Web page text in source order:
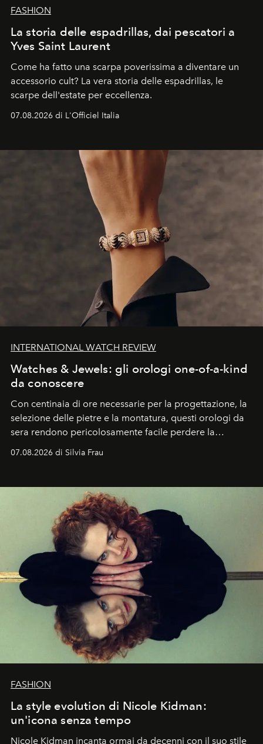
FASHION
La storia delle espadrillas, dai pescatori a
Yves Saint Laurent
Come ha fatto una scarpa poverissima a diventare un
accessorio cult? La vera storia delle espadrillas, le
scarpe dell'estate per eccellenza.
07.08.2026 di L'Officiel Italia
INTERNATIONAL WATCH REVIEW
Watches & Jewels: gli orologi one-of-a-kind
da conoscere
Con centinaia di ore necessarie per la progettazione, la
selezione delle pietre e la montatura, questi orologi da
sera rendono pericolosamente facile perdere la
cognizione del tempo. Ma con quadranti così
07.08.2026 di Silvia Frau
FASHION
La style evolution di Nicole Kidman:
un'icona senza tempo
Nicole Kidman incanta ormai da decenni con il suo stile